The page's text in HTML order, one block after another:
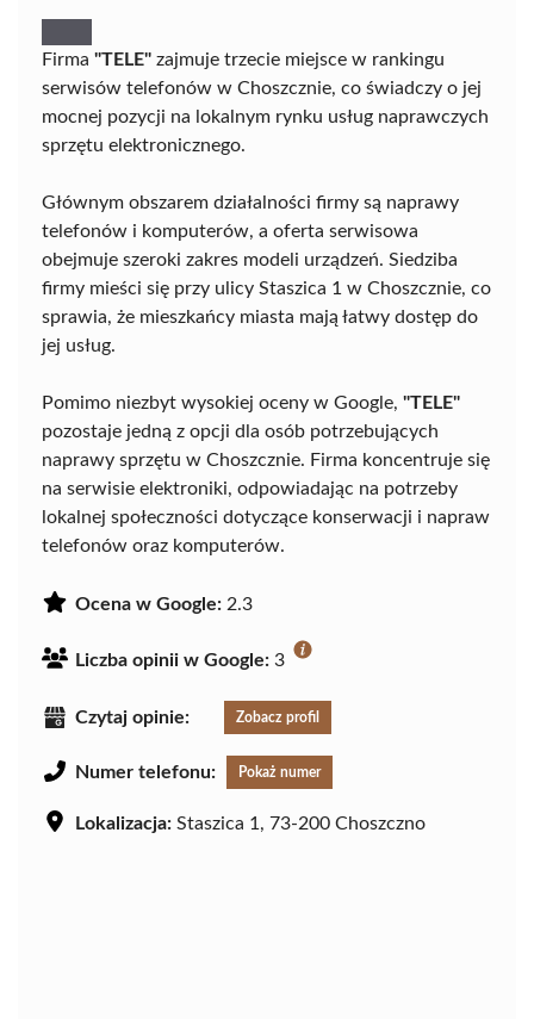
Firma "TELE" zajmuje trzecie miejsce w rankingu
serwisów telefonów w Choszcznie, co świadczy o jej
mocnej pozycji na lokalnym rynku usług naprawczych
sprzętu elektronicznego.
Głównym obszarem działalności firmy są naprawy
telefonów i komputerów, a oferta serwisowa
obejmuje szeroki zakres modeli urządzeń. Siedziba
firmy mieści się przy ulicy Staszica 1 w Choszcznie, co
sprawia, że mieszkańcy miasta mają łatwy dostęp do
jej usług.
Pomimo niezbyt wysokiej oceny w Google, "TELE"
pozostaje jedną z opcji dla osób potrzebujących
naprawy sprzętu w Choszcznie. Firma koncentruje się
na serwisie elektroniki, odpowiadając na potrzeby
lokalnej społeczności dotyczące konserwacji i napraw
telefonów oraz komputerów.
Ocena w Google: 2.3
Liczba opinii w Google: 3
Czytaj opinie: Zobacz profil
Numer telefonu: Pokaż numer
Lokalizacja: Staszica 1, 73-200 Choszczno